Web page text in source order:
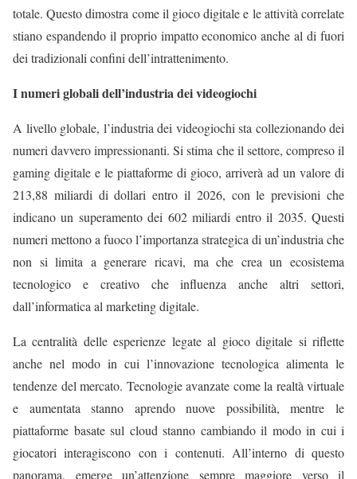
totale. Questo dimostra come il gioco digitale e le attività correlate
stiano espandendo il proprio impatto economico anche al di fuori
dei tradizionali confini dell’intrattenimento.
I numeri globali dell’industria dei videogiochi
A livello globale, l’industria dei videogiochi sta collezionando dei
numeri davvero impressionanti. Si stima che il settore, compreso il
gaming digitale e le piattaforme di gioco, arriverà ad un valore di
213,88 miliardi di dollari entro il 2026, con le previsioni che
indicano un superamento dei 602 miliardi entro il 2035. Questi
numeri mettono a fuoco l’importanza strategica di un’industria che
non si limita a generare ricavi, ma che crea un ecosistema
tecnologico e creativo che influenza anche altri settori,
dall’informatica al marketing digitale.
La centralità delle esperienze legate al gioco digitale si riflette
anche nel modo in cui l’innovazione tecnologica alimenta le
tendenze del mercato. Tecnologie avanzate come la realtà virtuale
e aumentata stanno aprendo nuove possibilità, mentre le
piattaforme basate sul cloud stanno cambiando il modo in cui i
giocatori interagiscono con i contenuti. All’interno di questo
panorama, emerge un’attenzione sempre maggiore verso il